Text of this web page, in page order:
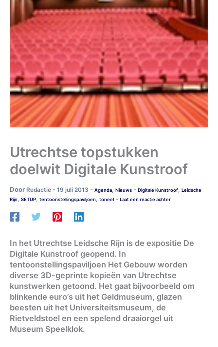
Utrechtse topstukken
doelwit Digitale Kunstroof
Door Redactie - 19 juli 2013 - Agenda, Nieuws - Digitale Kunstroof, Leidsche
Rijn, SETUP, tentoonstellingspaviljoen, toneel - Laat een reactie achter
In het Utrechtse Leidsche Rijn is de expositie De
Digitale Kunstroof geopend. In
tentoonstellingspaviljoen Het Gebouw worden
diverse 3D-geprinte kopieën van Utrechtse
kunstwerken getoond. Het gaat bijvoorbeeld om
blinkende euro’s uit het Geldmuseum, glazen
beesten uit het Universiteitsmuseum, de
Rietveldstoel en een spelend draaiorgel uit
Museum Speelklok.